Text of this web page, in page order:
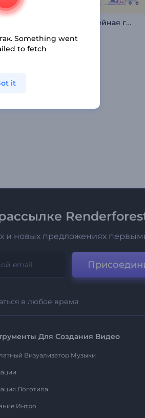
Набор анимаций: Линейная графика
и новых предложениях
в любое время
Для Создания Видео
Визуализатор Музыки
Логотипа
Интро
Something went
to fetch
it